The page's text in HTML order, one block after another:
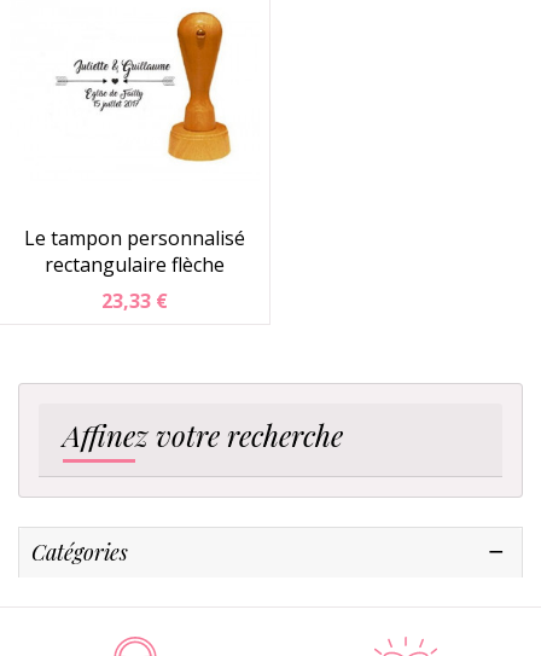
Affinez votre recherche
Catégories
Le tampon personnalisé
rectangulaire flèche
23,33 €